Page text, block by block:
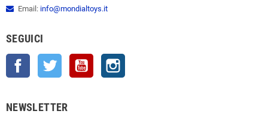
Email: info@mondialtoys.it
SEGUICI
Facebook Twitter YouTube
NEWSLETTER